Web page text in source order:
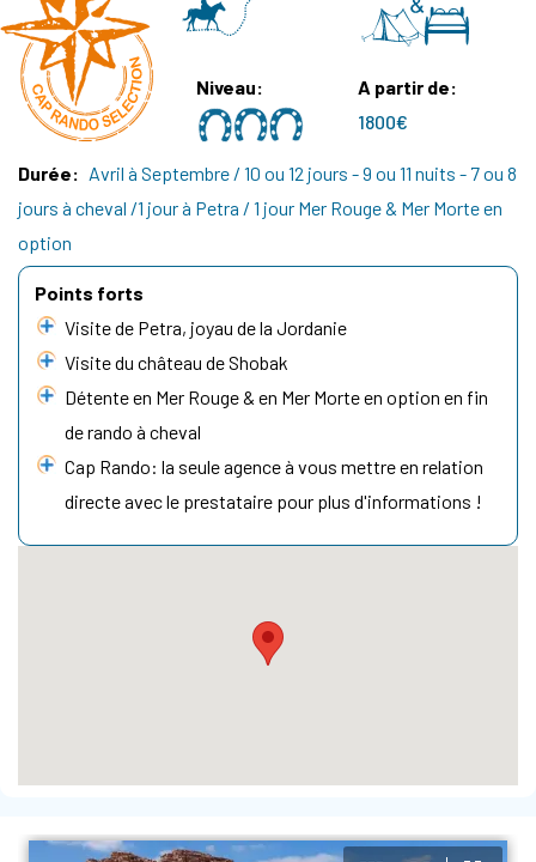
Niveau
A partir de
1800€
Durée
Avril à Septembre / 10 ou 12 jours - 9 ou 11 nuits - 7 ou 8
jours à cheval /1 jour à Petra / 1 jour Mer Rouge & Mer Morte en
option
Points forts
Visite de Petra, joyau de la Jordanie
Visite du château deShobak
Détente en Mer Rouge & en Mer Morte en option en fin
de rando à cheval
Cap Rando: la seule agence à vous mettre en relation
directe avec le prestataire pour plus d'informations !